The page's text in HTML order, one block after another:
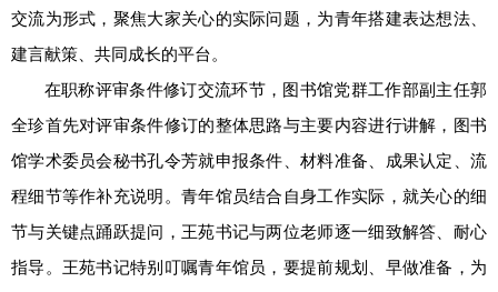
交流为形式，聚焦大家关心的实际问题，为青年搭建表达想法、
建言献策、共同成长的平台。
在职称评审条件修订交流环节，图书馆党群工作部副主任郭
全珍首先对评审条件修订的整体思路与主要内容进行讲解，图书
馆学术委员会秘书孔令芳就申报条件、材料准备、成果认定、流
程细节等作补充说明。青年馆员结合自身工作实际，就关心的细
节与关键点踊跃提问，王苑书记与两位老师逐一细致解答、耐心
指导。王苑书记特别叮嘱青年馆员，要提前规划、早做准备，为